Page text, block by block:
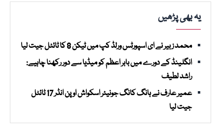
یہ بھی پڑھیں
محمد زبیر نے ای اسپورٹس ورلڈ کپ میں ٹیکن 8 کا ٹائٹل جیت لیا
انگلینڈ کے دورے میں بابر اعظم کو میڈیا سے دور رکھنا چاہیے:
راشد لطیف
عمیر عارف نے ہانگ کانگ جونیئر اسکواش اوپن انڈر 17 ٹائٹل
جیت لیا